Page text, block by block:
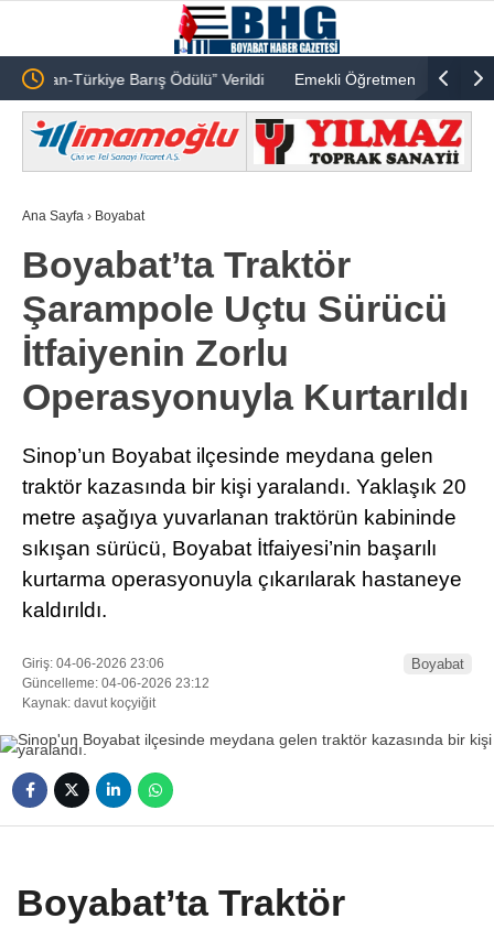
Verildi Emekli Öğretmen Ônder Gültekin Vefat Etmiştir
Ana Sayfa › Boyabat
Boyabat’ta Traktör
Şarampole Uçtu Sürücü
İtfaiyenin Zorlu
Operasyonuyla Kurtarıldı
Sinop’un Boyabat ilçesinde meydana gelen
traktör kazasında bir kişi yaralandı. Yaklaşık 20
metre aşağıya yuvarlanan traktörün kabininde
sıkışan sürücü, Boyabat İtfaiyesi’nin başarılı
kurtarma operasyonuyla çıkarılarak hastaneye
kaldırıldı.
Giriş: 04-06-2026 23:06
Güncelleme: 04-06-2026 23:12
Kaynak: davut koçyiğit
Boyabat
Boyabat’ta Traktör